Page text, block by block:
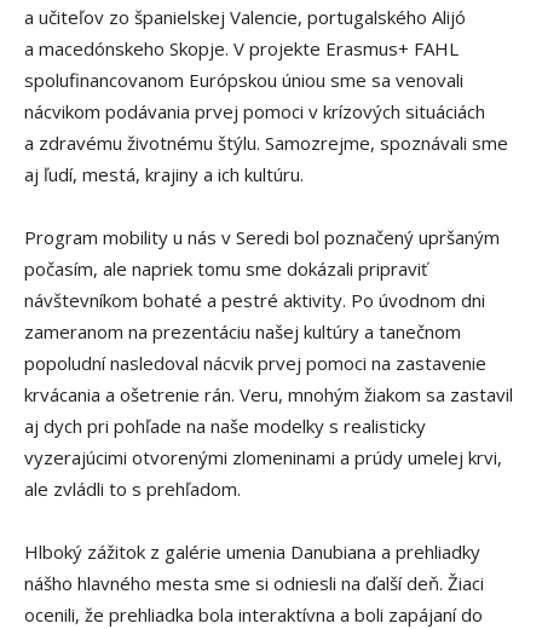
a učiteľov zo španielskej Valencie, portugalského Alijó
a macedónskeho Skopje. V projekte Erasmus+ FAHL
spolufinancovanom Európskou úniou sme sa venovali
nácvikom podávania prvej pomoci v krízových situáciách
a zdravému životnému štýlu. Samozrejme, spoznávali sme
aj ľudí, mestá, krajiny a ich kultúru.
Program mobility u nás v Seredi bol poznačený upršaným
počasím, ale napriek tomu sme dokázali pripraviť
návštevníkom bohaté a pestré aktivity. Po úvodnom dni
zameranom na prezentáciu našej kultúry a tanečnom
popoludní nasledoval nácvik prvej pomoci na zastavenie
krvácania a ošetrenie rán. Veru, mnohým žiakom sa zastavil
aj dych pri pohľade na naše modelky s realisticky
vyzerajúcimi otvorenými zlomeninami a prúdy umelej krvi,
ale zvládli to s prehľadom.
Hlboký zážitok z galérie umenia Danubiana a prehliadky
nášho hlavného mesta sme si odniesli na ďalší deň. Žiaci
ocenili, že prehliadka bola interaktívna a boli zapájaní do